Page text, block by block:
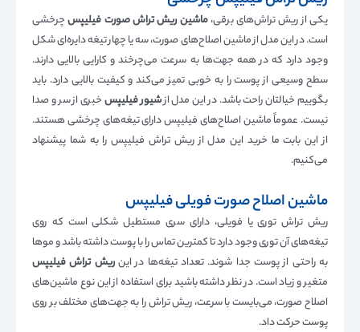
یکی از ریش تراش‌های برقی،ماشین ریش تراش صورت فیلیپسچرخشی
است. در این مدل از ماشین اصلاح‌های صورت، سه یا چهار تیغه دایره‌ای شکل
وجود دارد که در همه جهت‌ها به سرعت می‌چرخند و کارایی بالایی دارند.
سطح وسیعی از پوست را به خوبی تمیز می‌کند و کیفیت بالایی دارد. باید
بگوییم خیالتان راحت باشد. در این مدل ازشیور فیلیپس خبری از سر و صدا
نیست. عموماً ماشین اصلاح‌های فیلیپس دارای تیغه‌های چرخشی هستند.
از این بابت ما خرید این مدل از ریش تراش فیلیپس را به شما پیشنهاد
می‌کنیم.
ماشین اصلاح صورت فویلی فیلیپس
ریش تراش توری یا فویلی، دارای سری مستطیل شکلی است که روی
تیغه‌های آن توری وجود دارد تا کمترین تماس را با پوست داشته باشد و مو‌ها
به راحتی از پوست جدا شوند. تعداد تیغه‌ها در اینریش تراش فیلیپس
متغیر و زیاد است. در نظر داشته باشید برای استفاده از این نوع ماشین‌های
اصلاح صورت، می‌بایست با سرعت، ریش تراش را به جهت‌های مختلف بر روی
پوست حرکت داد.